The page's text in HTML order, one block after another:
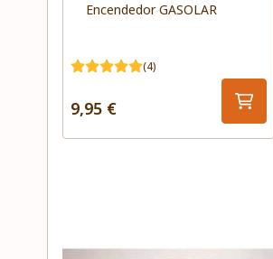
Encendedor GASOLAR
(4)
9,95 €